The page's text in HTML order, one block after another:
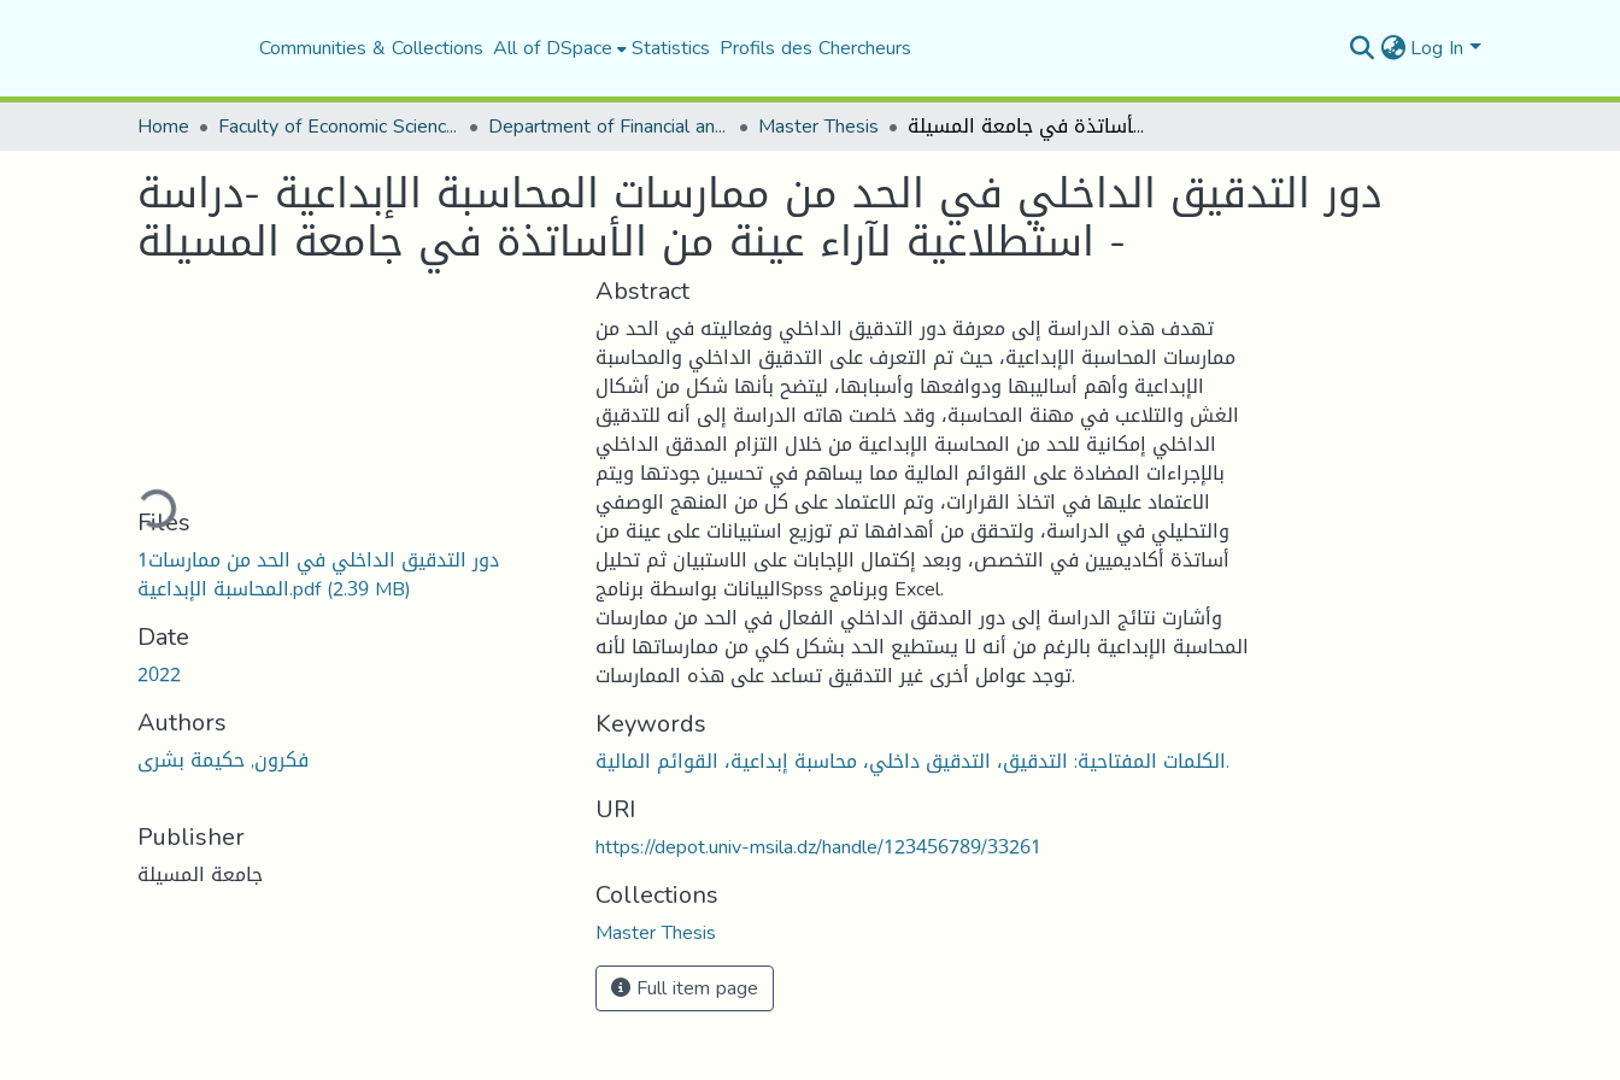
Communities & Collections All of DSpace Statistics Profils des Chercheurs Log In
Home Faculty of Economic Sciences, Commerce and Management Sciences Department of Financial and Accounting Sciences Master Thesis دور التدقيق الداخلي في الحد من ممارسات المحاسبة الإبداعية -دراسة استطلاعية لآراء عينة من الأساتذة في جامعة المسيلة -
دور التدقيق الداخلي في الحد من ممارسات المحاسبة الإبداعية -دراسة
استطلاعية لآراء عينة من الأساتذة في جامعة المسيلة -
Loading...
Files
1دور التدقيق الداخلي في الحد من ممارسات
المحاسبة الإبداعية.pdf(2.39 MB)
Date
2022
Authors
فكرون, حكيمة بشرى
Publisher
جامعة المسيلة
Abstract
تهدف هذه الدراسة إلى معرفة دور التدقيق الداخلي وفعاليته في الحد من
ممارسات المحاسبة الإبداعية، حيث تم التعرف على التدقيق الداخلي والمحاسبة
الإبداعية وأهم أساليبها ودوافعها وأسبابها، ليتضح بأنها شكل من أشكال
الغش والتلاعب في مهنة المحاسبة، وقد خلصت هاته الدراسة إلى أنه للتدقيق
الداخلي إمكانية للحد من المحاسبة الإبداعية من خلال التزام المدقق الداخلي
بالإجراءات المضادة على القوائم المالية مما يساهم في تحسين جودتها ويتم
الاعتماد عليها في اتخاذ القرارات، وتم الاعتماد على كل من المنهج الوصفي
والتحليلي في الدراسة، ولتحقق من أهدافها تم توزيع استبيانات على عينة من
أساتذة أكاديميين في التخصص، وبعد إكتمال الإجابات على الاستبيان ثم تحليل
البيانات بواسطة برنامجSpss وبرنامج Excel.
وأشارت نتائج الدراسة إلى دور المدقق الداخلي الفعال في الحد من ممارسات
المحاسبة الإبداعية بالرغم من أنه لا يستطيع الحد بشكل كلي من ممارساتها لأنه
توجد عوامل أخرى غير التدقيق تساعد على هذه الممارسات.
Keywords
الكلمات المفتاحية: التدقيق، التدقيق داخلي، محاسبة إبداعية، القوائم المالية.
URI
https://depot.univ-msila.dz/handle/123456789/33261
Collections
Master Thesis
Full item page